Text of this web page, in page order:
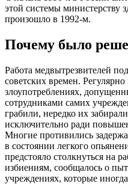
этой системы министерству
произошло в 1992-м.
Почему было
Работа медвытрезвителей
советских времен.
злоупотреблениях,
сотрудниками самих
грабили, нередко их
исключительно ради
Многие противились
в состоянии легкого
предстояло столкнуться на
избиениям, сообщалось о
учреждениях, которые